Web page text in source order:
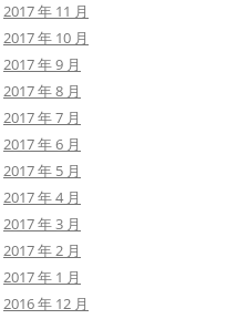
2017 年 11 月
2017 年 10 月
2017 年 9 月
2017 年 8 月
2017 年 7 月
2017 年 6 月
2017 年 5 月
2017 年 4 月
2017 年 3 月
2017 年 2 月
2017 年 1 月
2016 年 12 月